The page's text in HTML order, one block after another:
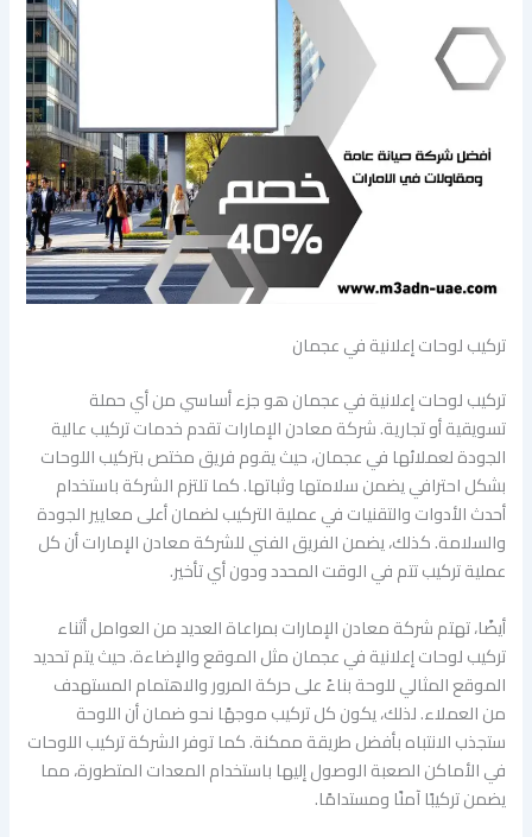
تركيب لوحات إعلانية في عجمان
تركيب لوحات إعلانية في عجمان هو جزء أساسي من أي حملة
تسويقية أو تجارية. شركة معادن الإمارات تقدم خدمات تركيب عالية
الجودة لعملائها في عجمان، حيث يقوم فريق مختص بتركيب اللوحات
بشكل احترافي يضمن سلامتها وثباتها. كما تلتزم الشركة باستخدام
أحدث الأدوات والتقنيات في عملية التركيب لضمان أعلى معايير الجودة
والسلامة. كذلك، يضمن الفريق الفني للشركة معادن الإمارات أن كل
عملية تركيب تتم في الوقت المحدد ودون أي تأخير.
أيضًا، تهتم شركة معادن الإمارات بمراعاة العديد من العوامل أثناء
تركيب لوحات إعلانية في عجمان مثل الموقع والإضاءة. حيث يتم تحديد
الموقع المثالي للوحة بناءً على حركة المرور والاهتمام المستهدف
من العملاء. لذلك، يكون كل تركيب موجهًا نحو ضمان أن اللوحة
ستجذب الانتباه بأفضل طريقة ممكنة. كما توفر الشركة تركيب اللوحات
في الأماكن الصعبة الوصول إليها باستخدام المعدات المتطورة، مما
يضمن تركيبًا آمنًا ومستدامًا.